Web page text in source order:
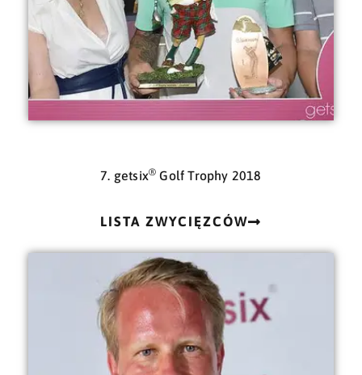
7. getsix® Golf Trophy 2018
LISTA ZWYCIĘZCÓW